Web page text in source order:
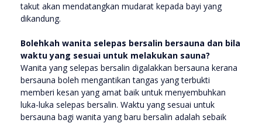
takut akan mendatangkan mudarat kepada bayi yang
dikandung.
Bolehkah wanita selepas bersalin bersauna dan bila
waktu yang sesuai untuk melakukan sauna?
Wanita yang selepas bersalin digalakkan bersauna kerana
bersauna boleh mengantikan tangas yang terbukti
memberi kesan yang amat baik untuk menyembuhkan
luka-luka selepas bersalin. Waktu yang sesuai untuk
bersauna bagi wanita yang baru bersalin adalah sebaik